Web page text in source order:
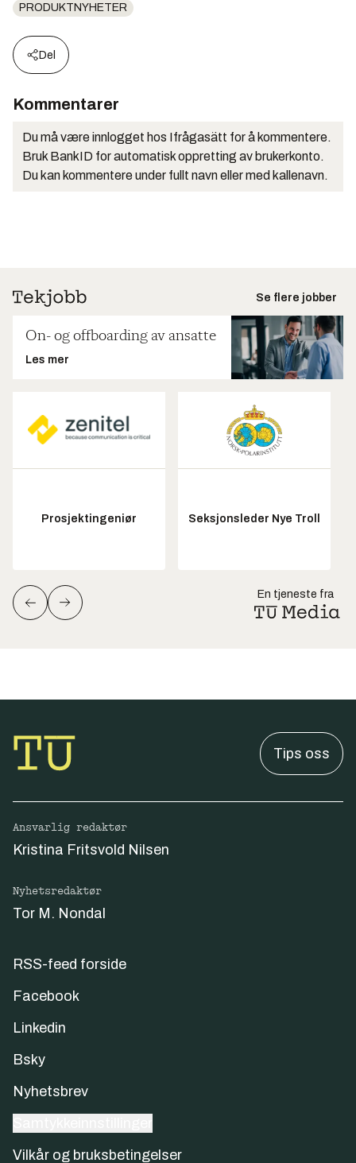
PRODUKTNYHETER
Del
Kommentarer
Du må være innlogget hos Ifrågasätt for å kommentere.
Bruk BankID for automatisk oppretting av brukerkonto.
Du kan kommentere under fullt navn eller med kallenavn.
Se flere jobber
On- og offboarding av ansatte
Les mer
Prosjektingeniør Seksjonsleder Nye Troll
En tjeneste fra
Tips oss
Ansvarlig redaktør
Kristina Fritsvold Nilsen
Nyhetsredaktør
Tor M. Nondal
RSS-feed forside
Facebook
Linkedin
Bsky
Nyhetsbrev
Vilkår og bruksbetingelser